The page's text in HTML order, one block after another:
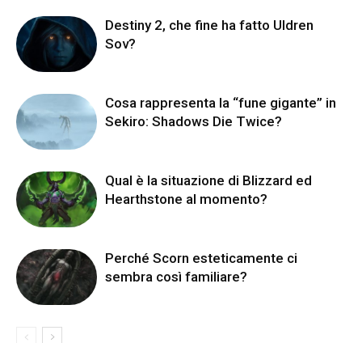
Destiny 2, che fine ha fatto Uldren
Sov?
Cosa rappresenta la “fune gigante” in
Sekiro: Shadows Die Twice?
Qual è la situazione di Blizzard ed
Hearthstone al momento?
Perché Scorn esteticamente ci
sembra così familiare?